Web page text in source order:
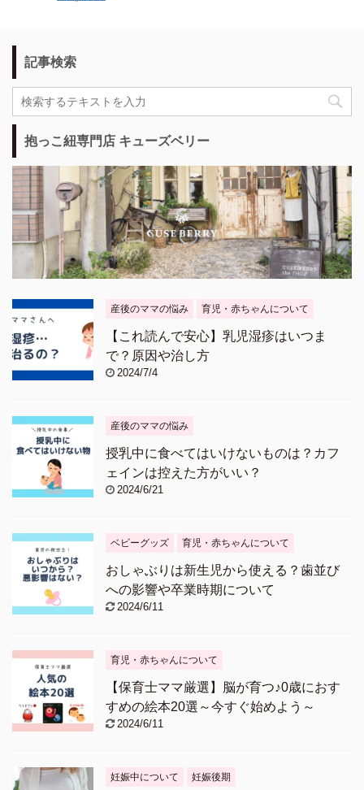
記事検索
抱っこ紐専門店 キューズベリー
産後のママの悩み 育児・赤ちゃんについて
【これ読んで安心】乳児湿疹はいつま
で？原因や治し方
2024/7/4
産後のママの悩み
授乳中に食べてはいけないものは？カフ
ェインは控えた方がいい？
2024/6/21
ベビーグッズ 育児・赤ちゃんについて
おしゃぶりは新生児から使える？歯並び
への影響や卒業時期について
2024/6/11
育児・赤ちゃんについて
【保育士ママ厳選】脳が育つ♪0歳におす
すめの絵本20選～今すぐ始めよう～
2024/6/11
妊娠中について 妊娠後期